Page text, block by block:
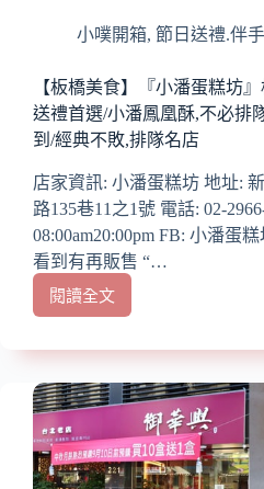
盒/
年
限
定
禮
盒/
送
禮
喜
年
來,
歡
跟
著
來/
推
海
小噗開箱, 節日送禮.伴
【板橋美食】『小潘蛋糕坊
送禮首選/小潘鳳凰酥,不必排
到/經典不敗,排隊名店
店家資訊: 小潘蛋糕坊 地址:
路135巷11之1號 電話: 02-
08:00am20:00pm FB: 小潘蛋
看到有再販售 “…
閱讀全文
【板
美
『小
蛋
糕